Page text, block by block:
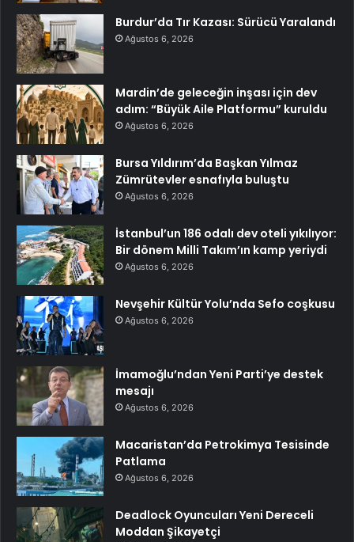
Burdur’da Tır Kazası: Sürücü Yaralandı
Ağustos 6, 2026
Mardin’de geleceğin inşası için dev
adım: “Büyük Aile Platformu” kuruldu
Ağustos 6, 2026
Bursa Yıldırım’da Başkan Yılmaz
Zümrütevler esnafıyla buluştu
Ağustos 6, 2026
İstanbul’un 186 odalı dev oteli yıkılıyor:
Bir dönem Milli Takım’ın kamp yeriydi
Ağustos 6, 2026
Nevşehir Kültür Yolu’nda Sefo coşkusu
Ağustos 6, 2026
İmamoğlu’ndan Yeni Parti’ye destek
mesajı
Ağustos 6, 2026
Macaristan’da Petrokimya Tesisinde
Patlama
Ağustos 6, 2026
Deadlock Oyuncuları Yeni Dereceli
Moddan Şikayetçi